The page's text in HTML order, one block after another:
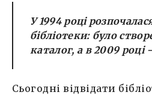
У 1994 році
бібліотеки: було
каталог, а в 2009 році
Сьогодні відвідати